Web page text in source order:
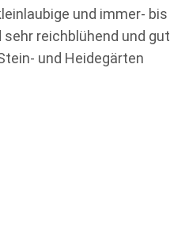
und immer- bis
reichblühend und gut
und Heidegärten